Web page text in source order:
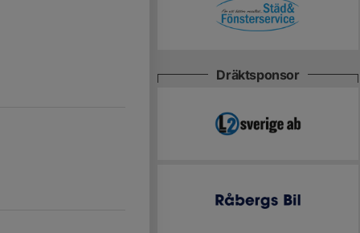
Dräktsponsor